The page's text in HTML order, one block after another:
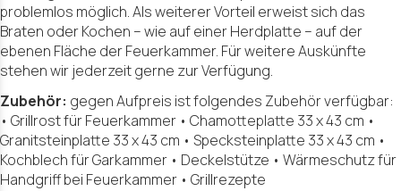
problemlos möglich. Als weiterer Vorteil erweist sich das
Braten oder Kochen – wie auf einer Herdplatte – auf der
ebenen Fläche der Feuerkammer. Für weitere Auskünfte
stehen wir jederzeit gerne zur Verfügung.
Zubehör: gegen Aufpreis ist folgendes Zubehör verfügbar:
• Grillrost für Feuerkammer • Chamotteplatte 33 x 43 cm •
Granitsteinplatte 33 x 43 cm • Specksteinplatte 33 x 43 cm •
Kochblech für Garkammer • Deckelstütze • Wärmeschutz für
Handgriff bei Feuerkammer • Grillrezepte